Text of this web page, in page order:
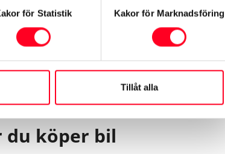
för Statistik Kakor för Marknadsföring
Tillåt alla
du köper bil